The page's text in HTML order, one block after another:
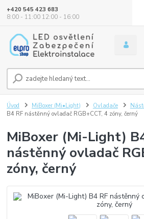
+420 545 423 683
8:00 - 11:00 12:00 - 16:00
Úvod MiBoxer (Mi•Light) Ovladače
B4 RF nástěnný ovladač RGB+CCT, 4 zóny, černý
MiBoxer (Mi-Light)
nástěnný ovladač
zóny, černý